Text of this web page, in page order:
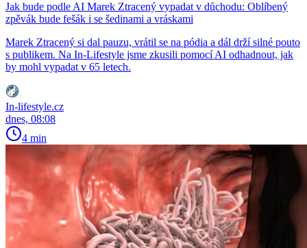
Jak bude podle AI Marek Ztracený vypadat v důchodu: Oblíbený
zpěvák bude fešák i se šedinami a vráskami
Marek Ztracený si dal pauzu, vrátil se na pódia a dál drží silné pouto
s publikem. Na In-Lifestyle jsme zkusili pomocí AI odhadnout, jak
by mohl vypadat v 65 letech.
In-lifestyle.cz
dnes, 08:08
4 min